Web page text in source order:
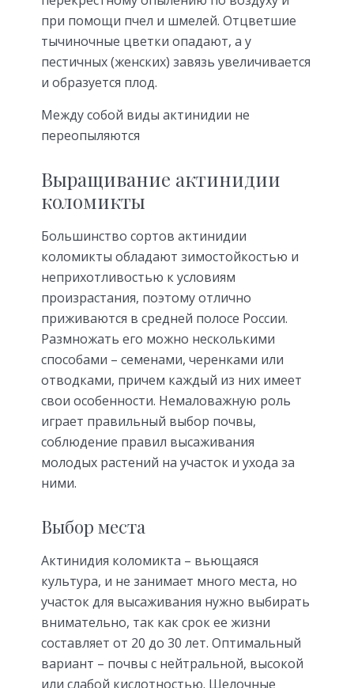
при помощи пчел и шмелей. Отцветшие
тычиночные цветки опадают, а у
пестичных (женских) завязь увеличивается
и образуется плод.
Между собой виды актинидии не
переопыляются
Выращивание актинидии
коломикты
Большинство сортов актинидии
коломикты обладают зимостойкостью и
неприхотливостью к условиям
произрастания, поэтому отлично
приживаются в средней полосе России.
Размножать его можно несколькими
способами – семенами, черенками или
отводками, причем каждый из них имеет
свои особенности. Немаловажную роль
играет правильный выбор почвы,
соблюдение правил высаживания
молодых растений на участок и ухода за
ними.
Выбор места
Актинидия коломикта – вьющаяся
культура, и не занимает много места, но
участок для высаживания нужно выбирать
внимательно, так как срок ее жизни
составляет от 20 до 30 лет. Оптимальный
вариант – почвы с нейтральной, высокой
или слабой кислотностью. Щелочные